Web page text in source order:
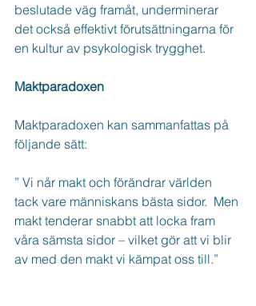
beslutade väg framåt, underminerar
det också effektivt förutsättningarna för
en kultur av psykologisk trygghet.
Maktparadoxen
Maktparadoxen kan sammanfattas på
följande sätt:
” Vi når makt och förändrar världen
tack vare människans bästa sidor.  Men
makt tenderar snabbt att locka fram
våra sämsta sidor – vilket gör att vi blir
av med den makt vi kämpat oss till.”